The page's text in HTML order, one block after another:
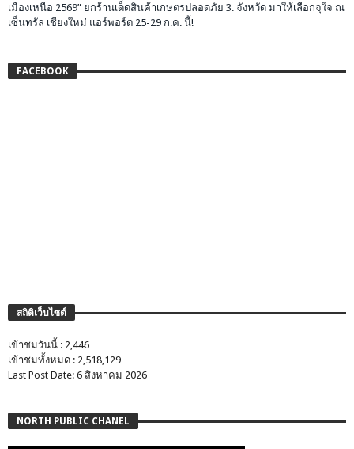
เมืองเหนือ 2569” ยกร้านเด็ดสินค้าเกษตรปลอดภัย 3. จังหวัด มาให้เลือกจุใจ ณ
เซ็นทรัล เชียงใหม่ แอร์พอร์ต 25-29 ก.ค. นี้!
FACEBOOK
สถิติเว็บไซต์
เข้าชมวันนี้ : 2,446
เข้าชมทั้งหมด : 2,518,129
Last Post Date: 6 สิงหาคม 2026
NORTH PUBLIC CHANEL